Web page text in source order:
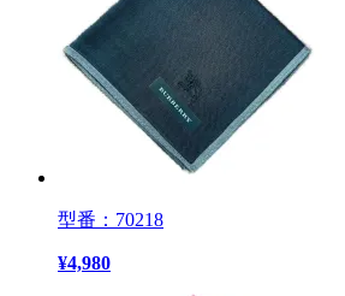
型番：70218
¥4,980